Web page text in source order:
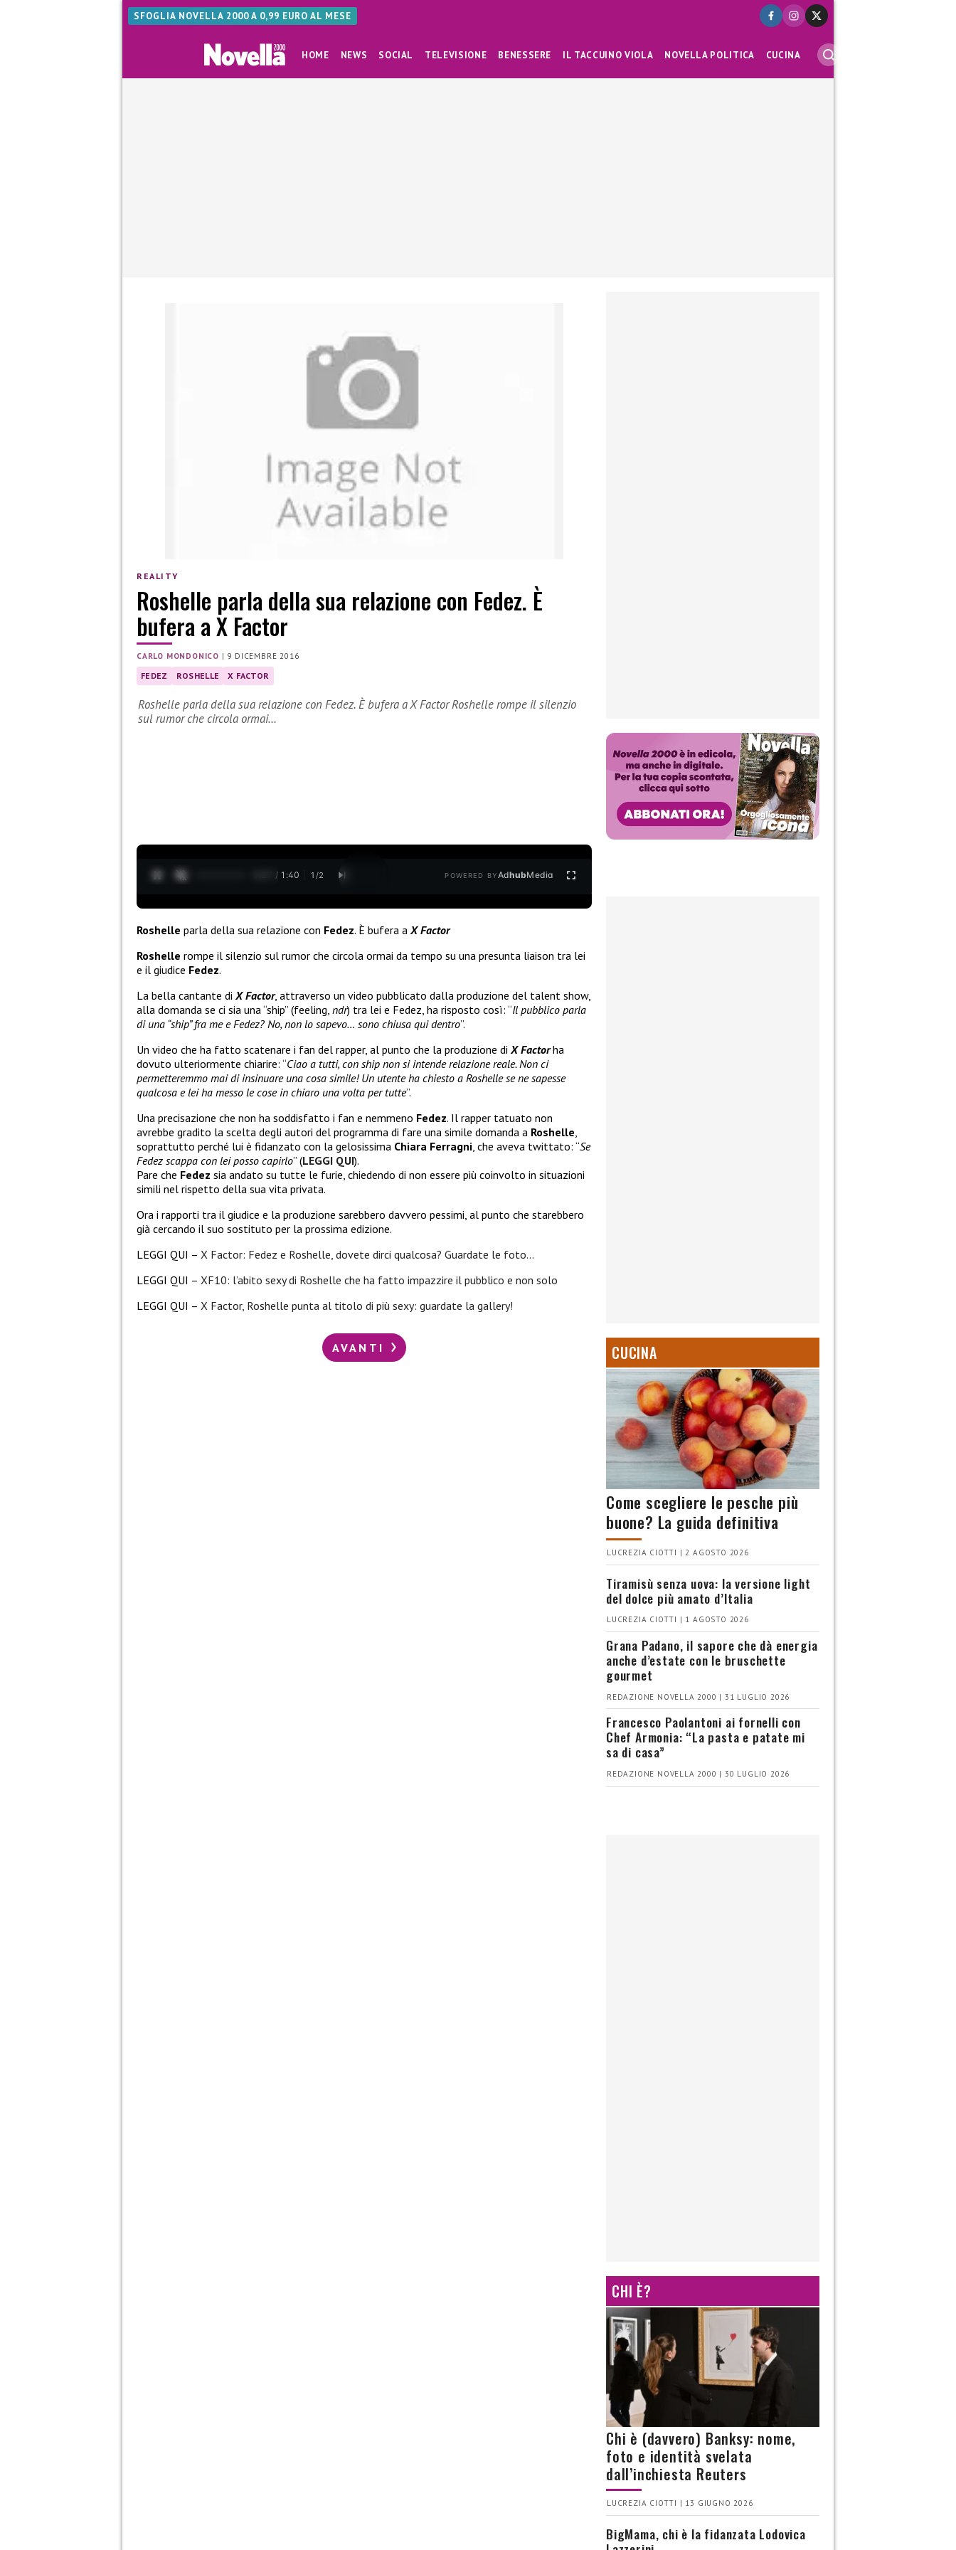
SFOGLIA NOVELLA 2000 A 0,99 EURO AL MESE
HOME NEWS SOCIAL TELEVISIONE BENESSERE IL TACCUINO VIOLA NOVELLA POLITICA CUCINA
REALITY
Roshelle parla della sua relazione con Fedez. È
bufera a X Factor
CARLO MONDONICO | 9 DICEMBRE 2016
FEDEZ ROSHELLE X FACTOR
Roshelle parla della sua relazione con Fedez. È bufera a X Factor Roshelle rompe il silenzio
sul rumor che circola ormai…
0:28 / 1:40 1 /2 POWERED BYAdhubMedia
Roshelle parla della sua relazione con Fedez. È bufera a X Factor
Roshelle rompe il silenzio sul rumor che circola ormai da tempo su una presunta liaison tra lei
e il giudice Fedez.
La bella cantante di X Factor, attraverso un video pubblicato dalla produzione del talent show,
alla domanda se ci sia una “ship” (feeling, ndr) tra lei e Fedez, ha risposto così: “Il pubblico parla
di una “ship” fra me e Fedez? No, non lo sapevo… sono chiusa qui dentro”.
Un video che ha fatto scatenare i fan del rapper, al punto che la produzione di X Factorha
dovuto ulteriormente chiarire: “Ciao a tutti, con ship non si intende relazione reale. Non ci
permetteremmo mai di insinuare una cosa simile! Un utente ha chiesto a Roshelle se ne sapesse
qualcosa e lei ha messo le cose in chiaro una volta per tutte”.
Una precisazione che non ha soddisfatto i fan e nemmeno Fedez. Il rapper tatuato non
avrebbe gradito la scelta degli autori del programma di fare una simile domanda a Roshelle
soprattutto perché lui è fidanzato con la gelosissima Chiara Ferragni , che aveva twittato: “Se
Fedez scappa con lei posso capirlo” (LEGGI QUI).
Pare che Fedez sia andato su tutte le furie, chiedendo di non essere più coinvolto in situazioni
simili nel rispetto della sua vita privata.
Ora i rapporti tra il giudice e la produzione sarebbero davvero pessimi, al punto che starebbero
già cercando il suo sostituto per la prossima edizione.
LEGGI QUI – X Factor: Fedez e Roshelle, dovete dirci qualcosa? Guardate le foto…
LEGGI QUI – XF10: l’abito sexy di Roshelle che ha fatto impazzire il pubblico e non solo
LEGGI QUI – X Factor, Roshelle punta al titolo di più sexy: guardate la gallery!
AVANTI CUCINA
Come scegliere le pesche più
buone? La guida definitiva
LUCREZIA CIOTTI | 2 AGOSTO 2026
Tiramisù senza uova: la versione light
del dolce più amato d’Italia
LUCREZIA CIOTTI | 1 AGOSTO 2026
Grana Padano, il sapore che dà energia
anche d’estate con le bruschette
gourmet
REDAZIONE NOVELLA 2000 | 31 LUGLIO 2026
Francesco Paolantoni ai fornelli con
Chef Armonia: “La pasta e patate mi
sa di casa”
REDAZIONE NOVELLA 2000 | 30 LUGLIO 2026
CHI È?
Chi è (davvero) Banksy: nome,
foto e identità svelata
dall’inchiesta Reuters
LUCREZIA CIOTTI | 13 GIUGNO 2026
BigMama, chi è la fidanzata Lodovica